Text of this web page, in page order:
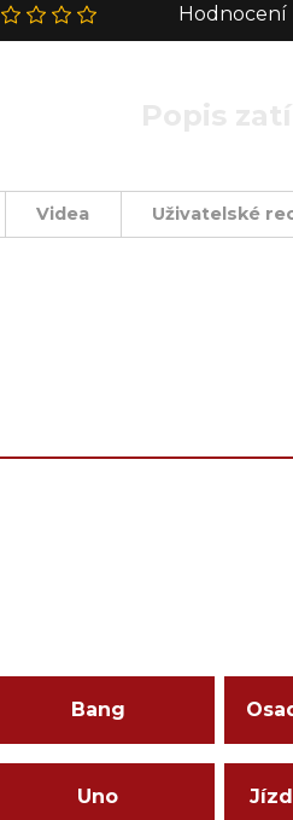
Hodnocení
Videa Uživatelské
Bang
Uno